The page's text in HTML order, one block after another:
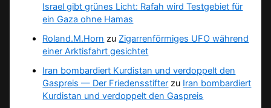
Israel gibt grünes Licht: Rafah wird Testgebiet für
ein Gaza ohne Hamas
Roland.M.Horn zu Zigarrenförmiges UFO während
einer Arktisfahrt gesichtet
Iran bombardiert Kurdistan und verdoppelt den
Gaspreis — Der Friedensstifter zu Iran bombardiert
Kurdistan und verdoppelt den Gaspreis